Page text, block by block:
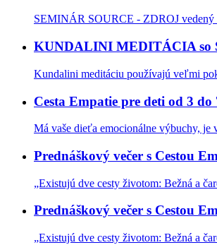
SEMINÁR SOURCE - ZDROJ vedený
KUNDALINI MEDITÁCIA so
Kundalini meditáciu používajú veľmi
Cesta Empatie pre deti od 3
Má vaše dieťa emocionálne výbuchy, je
Prednáškový večer s Cestou
„Existujú dve cesty životom: Bežná a
Prednáškový večer s Cestou
„Existujú dve cesty životom: Bežná a